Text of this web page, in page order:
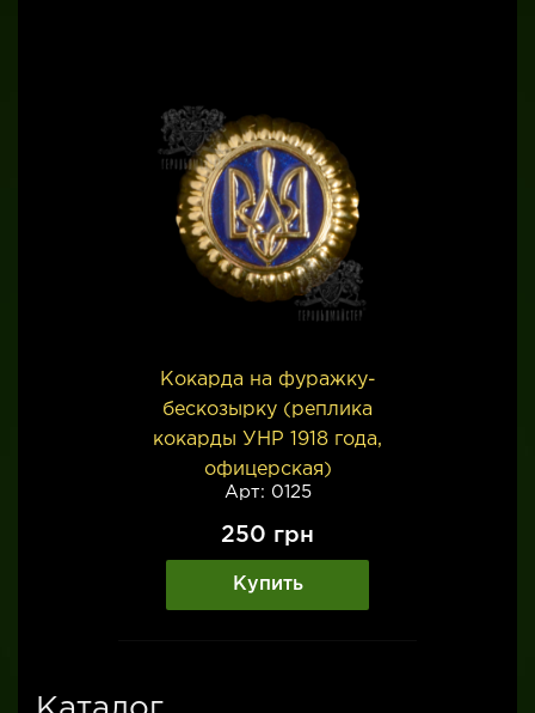
Кокарда на фуражку-
бескозырку (реплика
кокарды УНР 1918 года,
офицерская)
Арт: 0125
250 грн
Купить